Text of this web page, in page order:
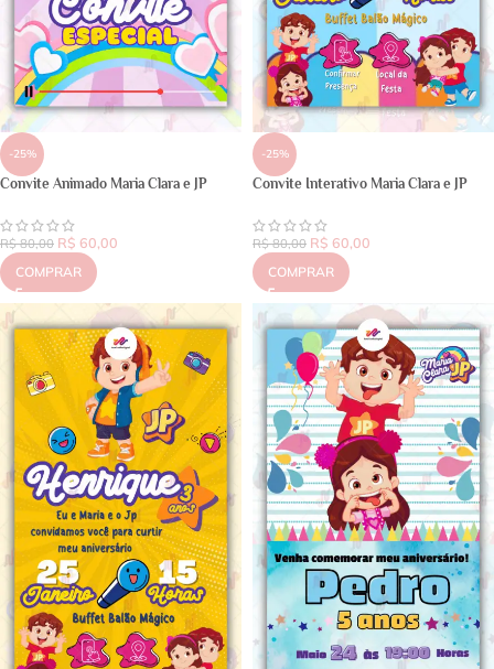
-25%
Convite Animado Maria Clara e JP
R$80,00 R$ 60,00
COMPRAR
-25%
Convite Interativo Maria Clara e JP
R$80,00 R$ 60,00
COMPRAR